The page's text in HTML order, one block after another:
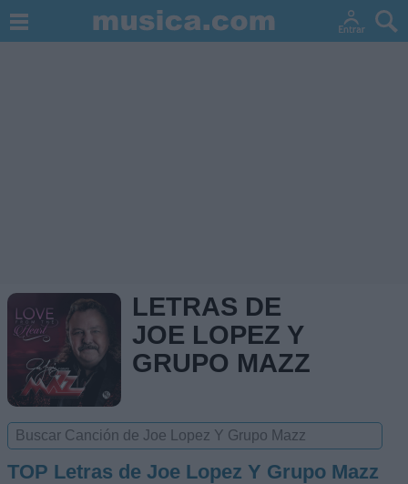
LETRAS DE
JOE LOPEZ Y
GRUPO MAZZ
TOP Letras de Joe Lopez Y Grupo Mazz